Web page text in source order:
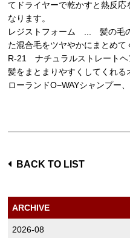
てドライヤーで乾かすと熱反応
なります。
レジストフォーム ... 髪の毛
た混合毛をツヤやかにまとめて
R-21 ナチュラルストレート
髪をまとまりやすくしてくれる
ローランドO−WAYシャンプー
BACK TO LIST
ARCHIVE
2026-08